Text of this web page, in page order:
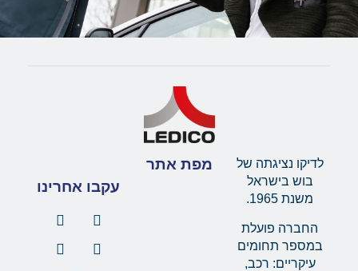
לדיקו נציגתה של
בוש בישראל
משנת 1965.
החברה פועלת
במספר תחומים
עיקריים: רכב,
מפת אתר
עקבו אחרינו